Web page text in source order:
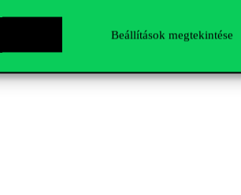
Beállítások megtekintése